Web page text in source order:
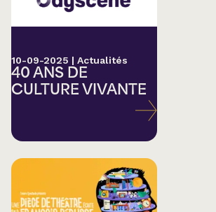
10-09-2025 | Actualités
40 ANS DE
CULTURE VIVANTE